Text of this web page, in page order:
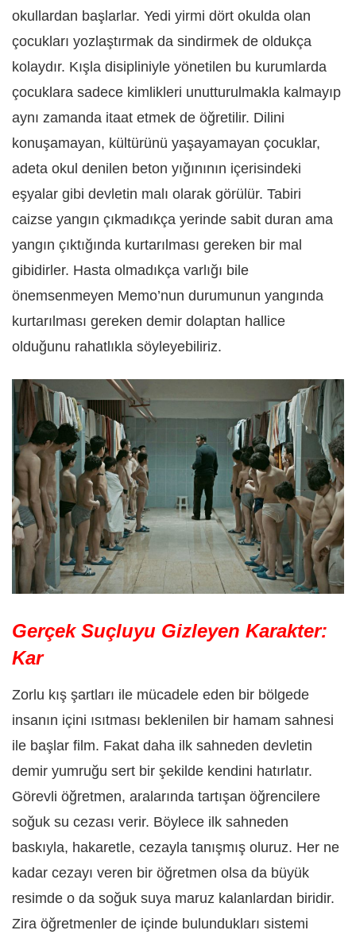
okullardan başlarlar. Yedi yirmi dört okulda olan
çocukları yozlaştırmak da sindirmek de oldukça
kolaydır. Kışla disipliniyle yönetilen bu kurumlarda
çocuklara sadece kimlikleri unutturulmakla kalmayıp
aynı zamanda itaat etmek de öğretilir. Dilini
konuşamayan, kültürünü yaşayamayan çocuklar,
adeta okul denilen beton yığınının içerisindeki
eşyalar gibi devletin malı olarak görülür. Tabiri
caizse yangın çıkmadıkça yerinde sabit duran ama
yangın çıktığında kurtarılması gereken bir mal
gibidirler. Hasta olmadıkça varlığı bile
önemsenmeyen Memo’nun durumunun yangında
kurtarılması gereken demir dolaptan hallice
olduğunu rahatlıkla söyleyebiliriz.
Gerçek Suçluyu Gizleyen Karakter:
Kar
Zorlu kış şartları ile mücadele eden bir bölgede
insanın içini ısıtması beklenilen bir hamam sahnesi
ile başlar film. Fakat daha ilk sahneden devletin
demir yumruğu sert bir şekilde kendini hatırlatır.
Görevli öğretmen, aralarında tartışan öğrencilere
soğuk su cezası verir. Böylece ilk sahneden
baskıyla, hakaretle, cezayla tanışmış oluruz. Her ne
kadar cezayı veren bir öğretmen olsa da büyük
resimde o da soğuk suya maruz kalanlardan biridir.
Zira öğretmenler de içinde bulundukları sistemi